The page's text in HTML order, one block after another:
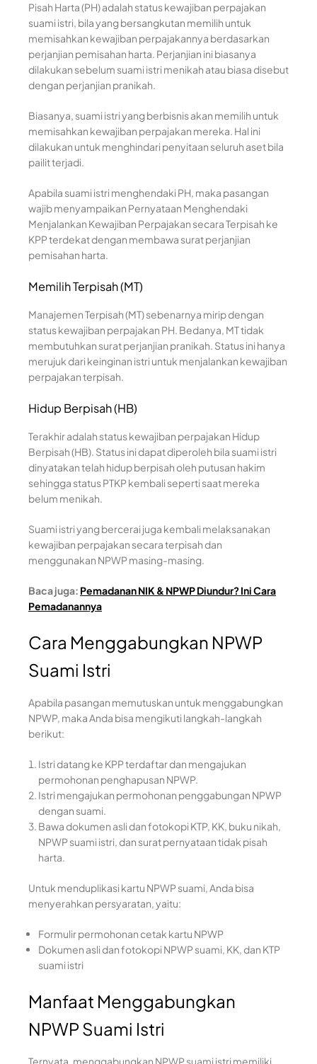
Pisah Harta (PH) adalah status kewajiban perpajakan
suami istri, bila yang bersangkutan memilih untuk
memisahkan kewajiban perpajakannya berdasarkan
perjanjian pemisahan harta. Perjanjian ini biasanya
dilakukan sebelum suami istri menikah atau biasa disebut
dengan perjanjian pranikah.
Biasanya, suami istri yang berbisnis akan memilih untuk
memisahkan kewajiban perpajakan mereka. Hal ini
dilakukan untuk menghindari penyitaan seluruh aset bila
pailit terjadi.
Apabila suami istri menghendaki PH, maka pasangan
wajib menyampaikan Pernyataan Menghendaki
Menjalankan Kewajiban Perpajakan secara Terpisah ke
KPP terdekat dengan membawa surat perjanjian
pemisahan harta.
Memilih Terpisah (MT)
Manajemen Terpisah (MT) sebenarnya mirip dengan
status kewajiban perpajakan PH. Bedanya, MT tidak
membutuhkan surat perjanjian pranikah. Status ini hanya
merujuk dari keinginan istri untuk menjalankan kewajiban
perpajakan terpisah.
Hidup Berpisah (HB)
Terakhir adalah status kewajiban perpajakan Hidup
Berpisah (HB). Status ini dapat diperoleh bila suami istri
dinyatakan telah hidup berpisah oleh putusan hakim
sehingga status PTKP kembali seperti saat mereka
belum menikah.
Suami istri yang bercerai juga kembali melaksanakan
kewajiban perpajakan secara terpisah dan
menggunakan NPWP masing-masing.
Baca juga: Pemadanan NIK & NPWP Diundur? Ini Cara
Pemadanannya
Cara Menggabungkan NPWP
Suami Istri
Apabila pasangan memutuskan untuk menggabungkan
NPWP, maka Anda bisa mengikuti langkah-langkah
berikut:
Istri datang ke KPP terdaftar dan mengajukan
permohonan penghapusan NPWP.
Istri mengajukan permohonan penggabungan NPWP
dengan suami.
Bawa dokumen asli dan fotokopi KTP, KK, buku nikah,
NPWP suami istri, dan surat pernyataan tidak pisah
harta.
Untuk menduplikasi kartu NPWP suami, Anda bisa
menyerahkan persyaratan, yaitu:
Formulir permohonan cetak kartu NPWP
Dokumen asli dan fotokopi NPWP suami, KK, dan KTP
suami istri
Manfaat Menggabungkan
NPWP Suami Istri
Ternyata, menggabungkan NPWP suami istri memiliki